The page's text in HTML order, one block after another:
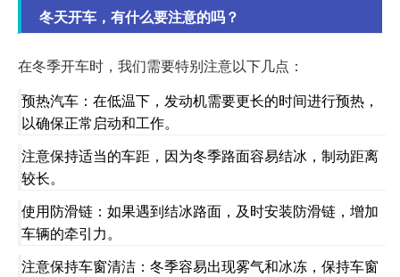
冬天开车，有什么要注意的吗？
在冬季开车时，我们需要特别注意以下几点：
预热汽车：在低温下，发动机需要更长的时间进行预热，
以确保正常启动和工作。
注意保持适当的车距，因为冬季路面容易结冰，制动距离
较长。
使用防滑链：如果遇到结冰路面，及时安装防滑链，增加
车辆的牵引力。
注意保持车窗清洁：冬季容易出现雾气和冰冻，保持车窗